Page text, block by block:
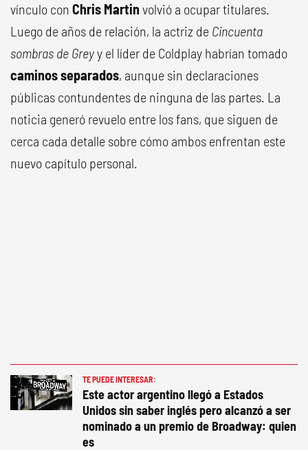
vínculo con Chris Martin volvió a ocupar titulares.
Luego de años de relación, la actriz de Cincuenta
sombras de Greyy el líder de Coldplay habrían tomado
caminos separados, aunque sin declaraciones
públicas contundentes de ninguna de las partes. La
noticia generó revuelo entre los fans, que siguen de
cerca cada detalle sobre cómo ambos enfrentan este
nuevo capítulo personal.
TE PUEDE INTERESAR:
Este actor argentino llegó a Estados
Unidos sin saber inglés pero alcanzó a ser
nominado a un premio de Broadway: quien
es